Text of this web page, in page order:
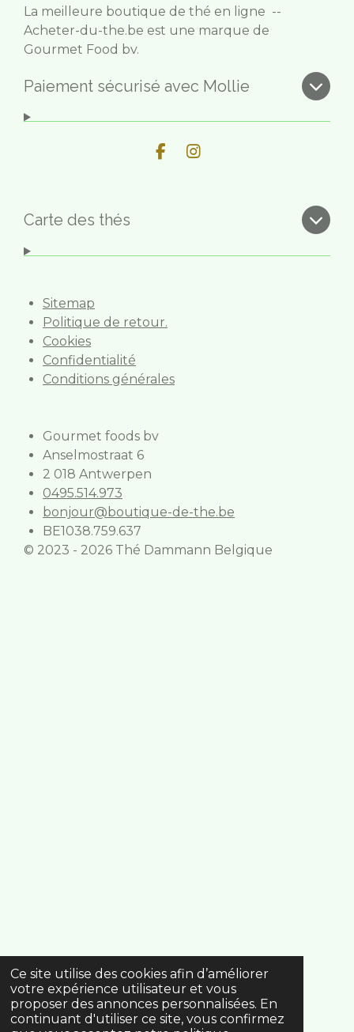
Ce site utilise des cookies afin d’améliorer
votre expérience utilisateur et vous
proposer des annonces personnalisées. En
continuant d'utiliser ce site, vous confirmez
La meilleure boutique de thé en ligne --
Acheter-du-the.be est une marque de
Gourmet Food bv.
Paiement sécurisé avec Mollie
F
I
Carte des thés
Sitemap
Politique de retour.
Cookies
Confidentialité
Conditions générales
Gourmet foods bv
Anselmostraat 6
2 018 Antwerpen
0495.514.973
bonjour@boutique-de-the.be
BE1038.759.637
© 2023 - 2026 Thé Dammann Belgique